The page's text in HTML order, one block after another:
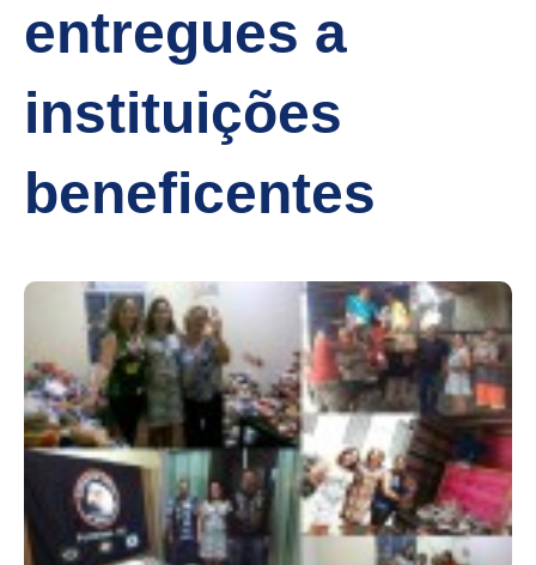
entregues a
instituições
beneficentes